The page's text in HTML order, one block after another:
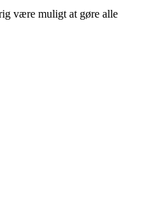
være muligt at gøre alle